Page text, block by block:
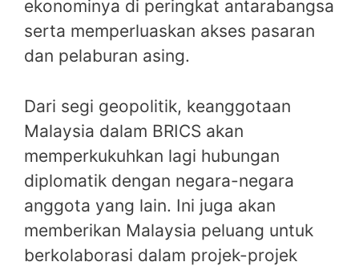
ekonominya di peringkat antarabangsa
serta memperluaskan akses pasaran
dan pelaburan asing.
Dari segi geopolitik, keanggotaan
Malaysia dalam BRICS akan
memperkukuhkan lagi hubungan
diplomatik dengan negara-negara
anggota yang lain. Ini juga akan
memberikan Malaysia peluang untuk
berkolaborasi dalam projek-projek